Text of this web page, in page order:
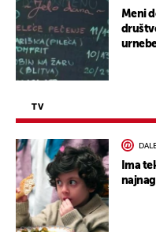
Meni
TV
Ima